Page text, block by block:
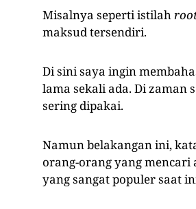
Misalnya seperti istilah
maksud tersendiri.
Di sini saya ingin
lama sekali ada. Di zaman
sering dipakai.
Namun belakangan ini,
orang-orang yang
yang sangat populer saat